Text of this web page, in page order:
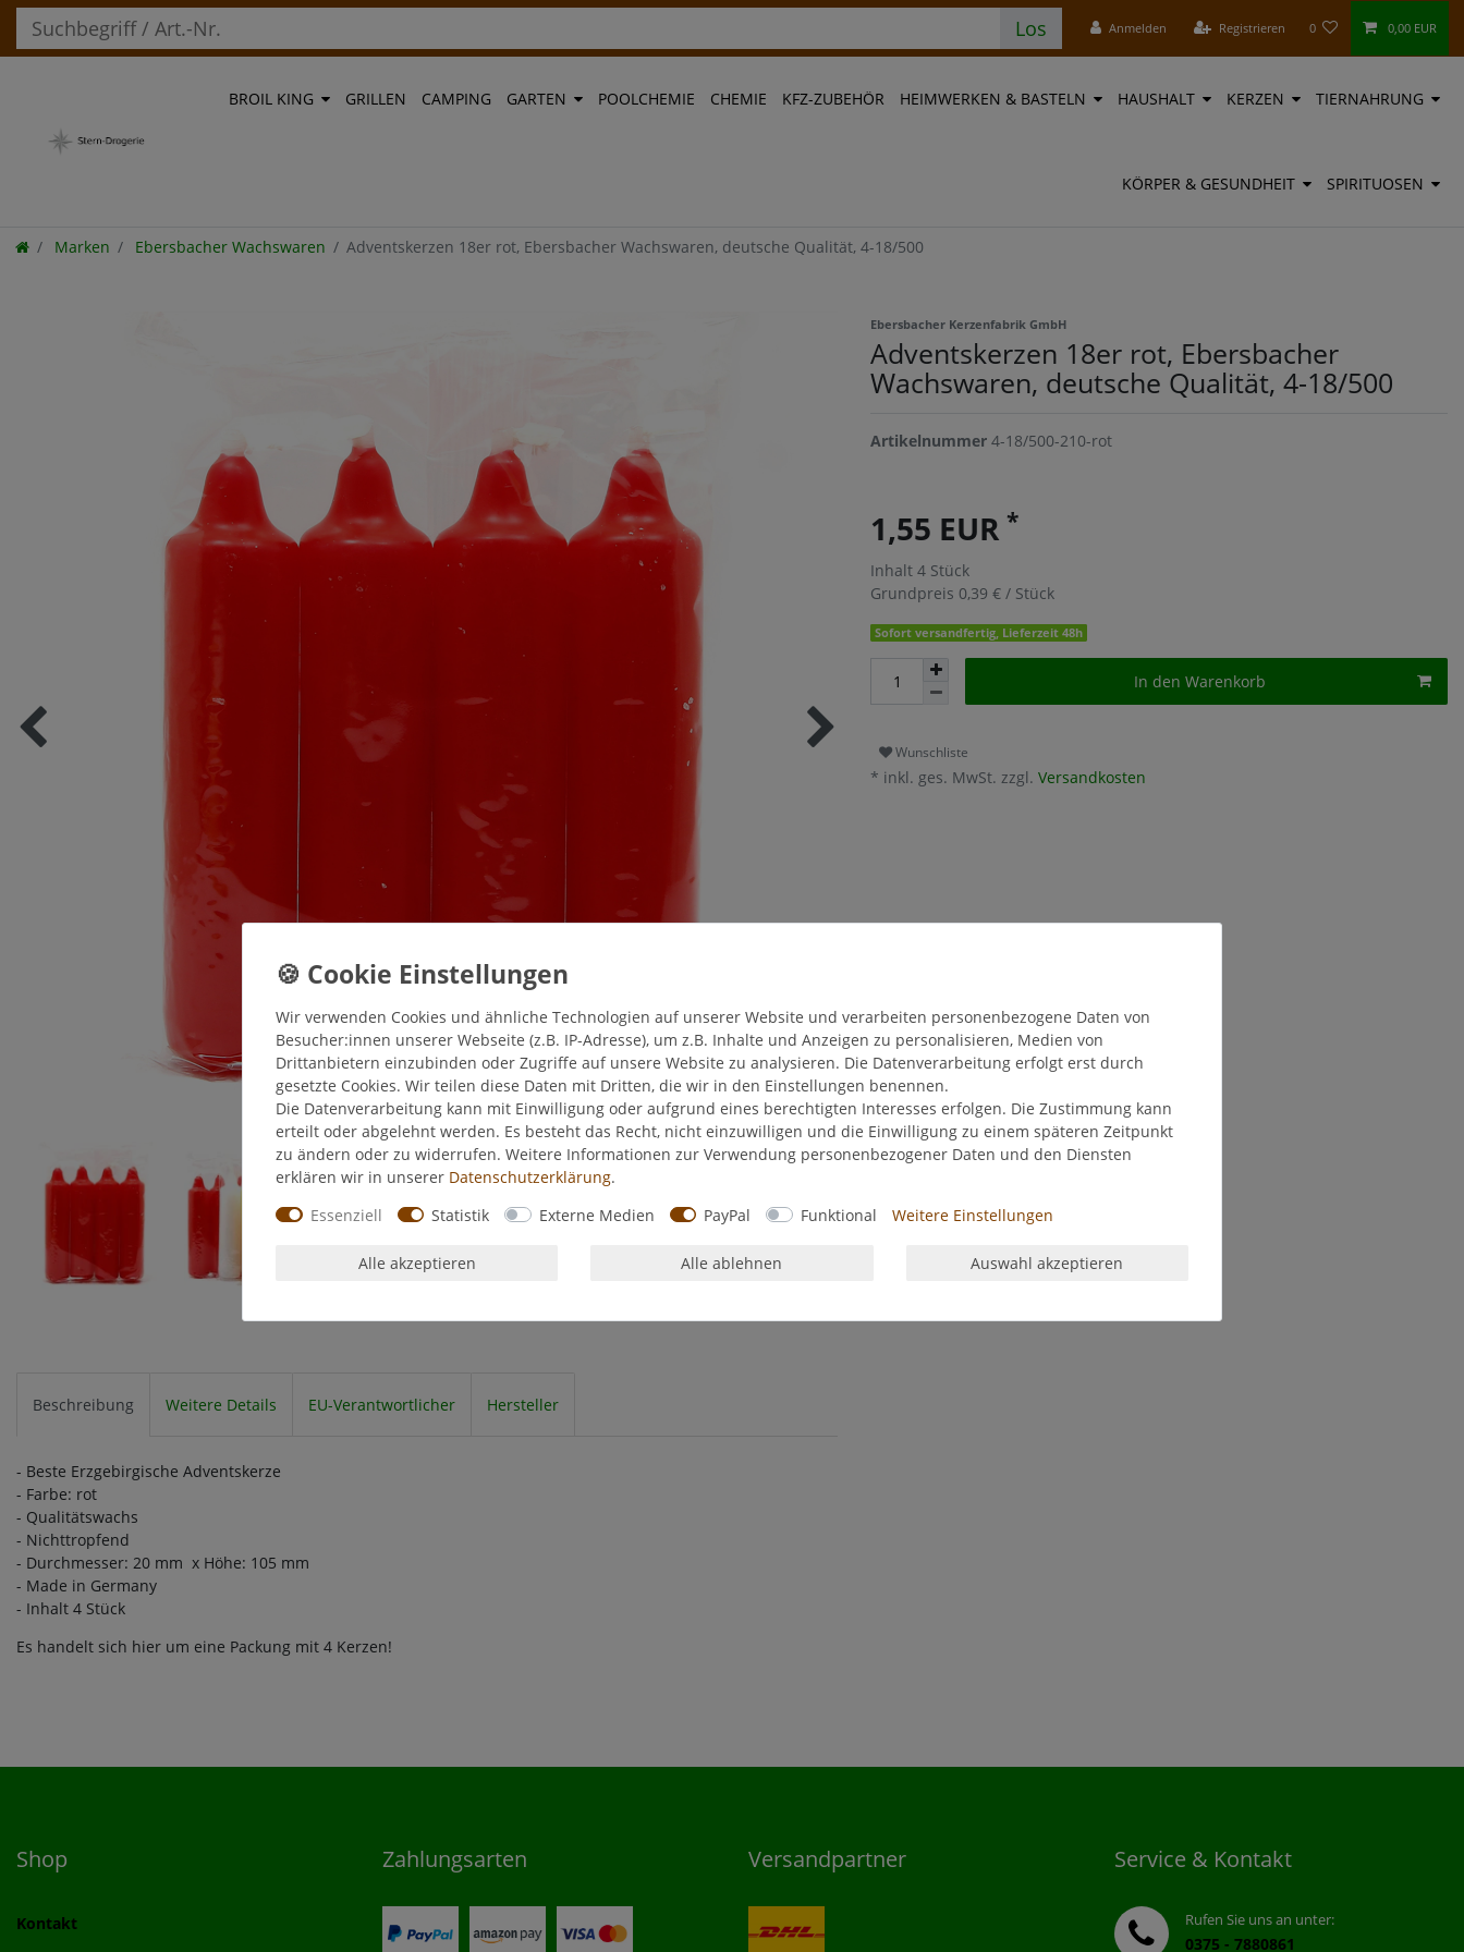
Los Anmelden Registrieren 0 0,00 EUR
BROIL KING GRILLEN CAMPING GARTEN POOLCHEMIE CHEMIE KFZ-ZUBEHÖR HEIMWERKEN & BASTELN HAUSHALT KERZEN TIERNAHRUNG
KÖRPER & GESUNDHEIT SPIRITUOSEN
Marken Ebersbacher Wachswaren Adventskerzen 18er rot, Ebersbacher Wachswaren, deutsche Qualität, 4-18/500
Ebersbacher Kerzenfabrik GmbH
Adventskerzen 18er rot, Ebersbacher
Wachswaren, deutsche Qualität, 4-18/500
Artikelnummer 4-18/500-210-rot
1,55 EUR *
Inhalt 4 Stück
Grundpreis 0,39 € / Stück
Sofort versandfertig, Lieferzeit 48h
In den Warenkorb
Wunschliste
* inkl. ges. MwSt. zzgl. Versandkosten
Beschreibung Weitere Details EU-Verantwortlicher Hersteller
- Beste Erzgebirgische Adventskerze
- Farbe: rot
- Qualitätswachs
- Nichttropfend
- Durchmesser: 20 mm x Höhe: 105 mm
- Made in Germany
- Inhalt 4 Stück
Es handelt sich hier um eine Packung mit 4 Kerzen!
Shop
Kontakt
Zahlungsarten Versandpartner Service & Kontakt
Rufen Sie uns an unter:
0375 - 7880861
Wir verwenden Cookies und ähnliche Technologien auf unserer Website und verarbeiten personenbezogene Daten von
Besucher:innen unserer Webseite (z.B. IP-Adresse), um z.B. Inhalte und Anzeigen zu personalisieren, Medien von
Drittanbietern einzubinden oder Zugriffe auf unsere Website zu analysieren. Die Datenverarbeitung erfolgt erst durch
gesetzte Cookies. Wir teilen diese Daten mit Dritten, die wir in den Einstellungen benennen.
Die Datenverarbeitung kann mit Einwilligung oder aufgrund eines berechtigten Interesses erfolgen. Die Zustimmung kann
erteilt oder abgelehnt werden. Es besteht das Recht, nicht einzuwilligen und die Einwilligung zu einem späteren Zeitpunkt
zu ändern oder zu widerrufen. Weitere Informationen zur Verwendung personenbezogener Daten und den Diensten
erklären wir in unserer Daten­schutz­erklärung.
Essenziell
Statistik Externe Medien PayPal Funktional Weitere Einstellungen
Alle akzeptieren Alle ablehnen Auswahl akzeptieren